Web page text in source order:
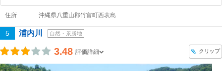
住所 沖縄県八重山郡竹富町西表島
5 浦内川 自然・景勝地
3.48 評価詳細 クリップ